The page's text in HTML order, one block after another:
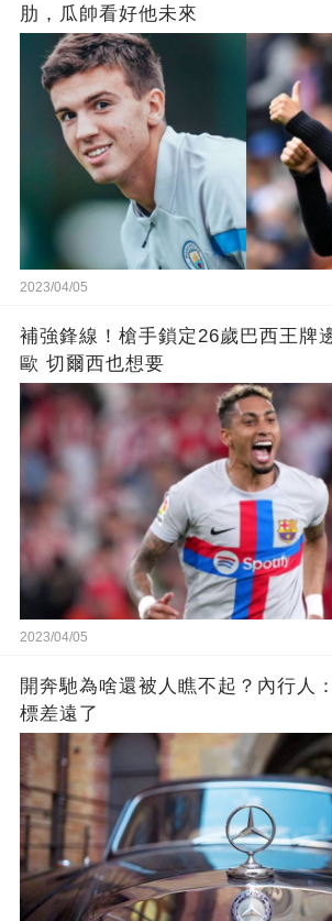
肋，瓜帥看好他未來
2023/04/05
補強鋒線！槍手鎖定26歲巴西王牌
歐 切爾西也想要
2023/04/05
開奔馳為啥還被人瞧不起？內行人
標差遠了